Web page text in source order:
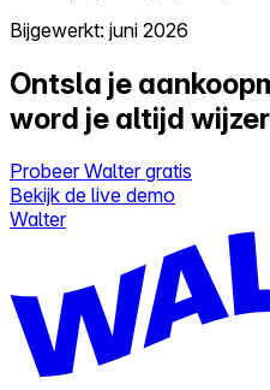
Bijgewerkt: juni 2026
Ontsla je
word je altijd
Probeer Walter gratis
Bekijk de live demo
Walter